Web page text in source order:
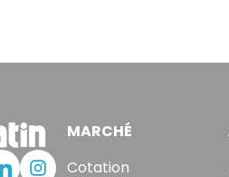
MARCHÉ
Cotation